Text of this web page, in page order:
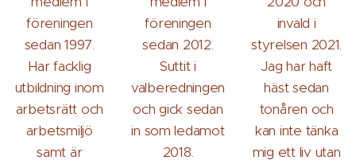
föreningen
sedan 1997.
Har facklig
utbildning inom
arbetsrätt och
arbetsmiljö
samt är
föreningen
sedan 2012.
Suttit i
valberedningen
och gick sedan
in som ledamot
2018.
invald i
styrelsen 2021.
Jag har haft
häst sedan
tonåren och
kan inte tänka
mig ett liv utan